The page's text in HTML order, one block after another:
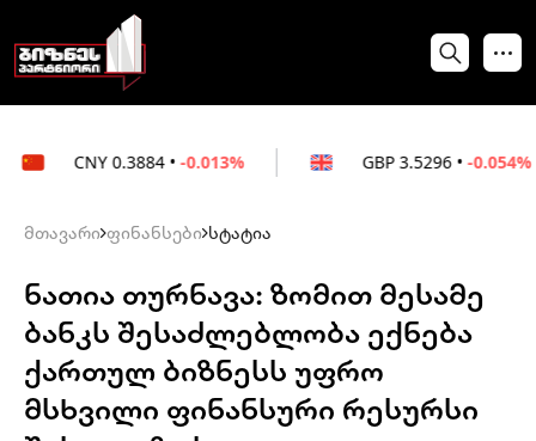
0.3884 • -0.013% 3.5296 • -0.054%
მთავარი ფინანსები სტატია
ნათია თურნავა: ზომით მესამე
ბანკს შესაძლებლობა ექნება
ქართულ ბიზნესს უფრო
მსხვილი ფინანსური რესურსი